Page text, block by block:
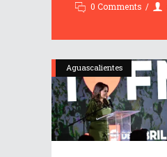
0 Comments
Aguascalientes